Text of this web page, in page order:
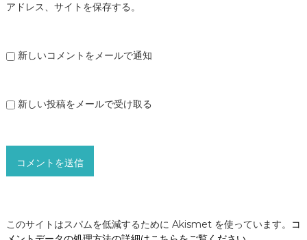
アドレス、サイトを保存する。
新しいコメントをメールで通知
新しい投稿をメールで受け取る
このサイトはスパムを低減するために Akismet を使っています。
コ